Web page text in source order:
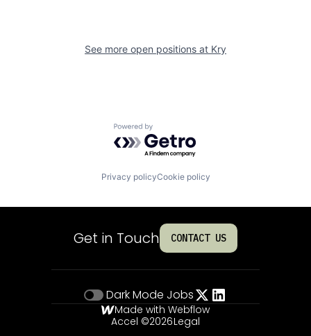
See more open positions at Kry
Powered by Getro.com
Privacy policyCookie policy
Get in Touch CONTACT US
Dark Mode Jobs
Made with Webflow
Accel ©2026Legal